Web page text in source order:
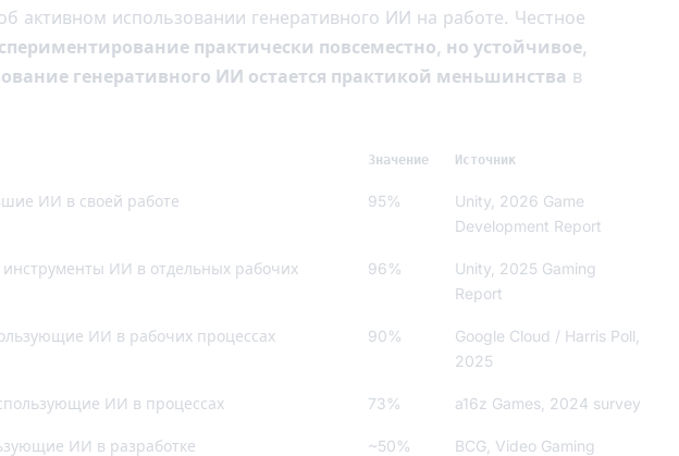
активном использовании генеративного ИИ на работе. Честное
практически повсеместно, но устойчивое,
генеративного ИИ остается практикой меньшинства в
Значение Источник
ИИ в своей работе 95%
Unity, 2026 Game
Development Report
ИИ в отдельных рабочих
96%
Unity, 2025 Gaming
Report
ИИ в рабочих процессах 90%
Google Cloud / Harris Poll,
2025
ИИ в процессах 73% a16z Games, 2024 survey
ИИ в разработке ~50%
BCG, Video Gaming